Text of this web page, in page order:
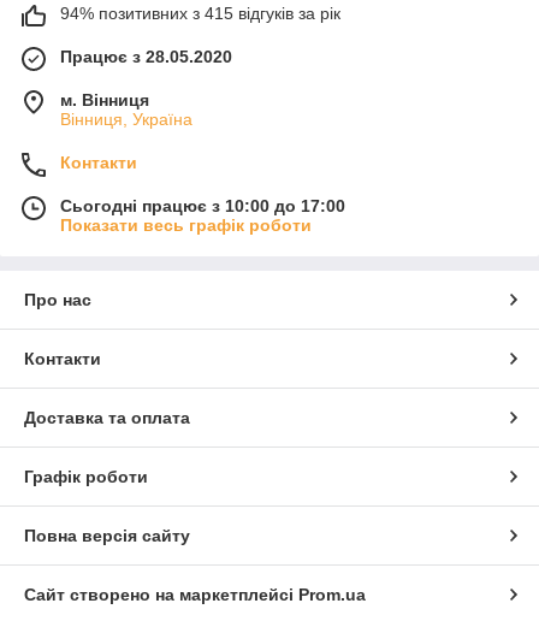
94% позитивних з 415 відгуків за рік
Працює з 28.05.2020
м. Вінниця
Вінниця, Україна
Контакти
Сьогодні працює з 10:00 до 17:00
Показати весь графік роботи
Про нас
Контакти
Доставка та оплата
Графік роботи
Повна версія сайту
Сайт створено на маркетплейсі Prom.ua